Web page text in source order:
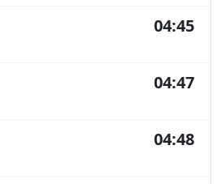
04:45
04:47
04:48